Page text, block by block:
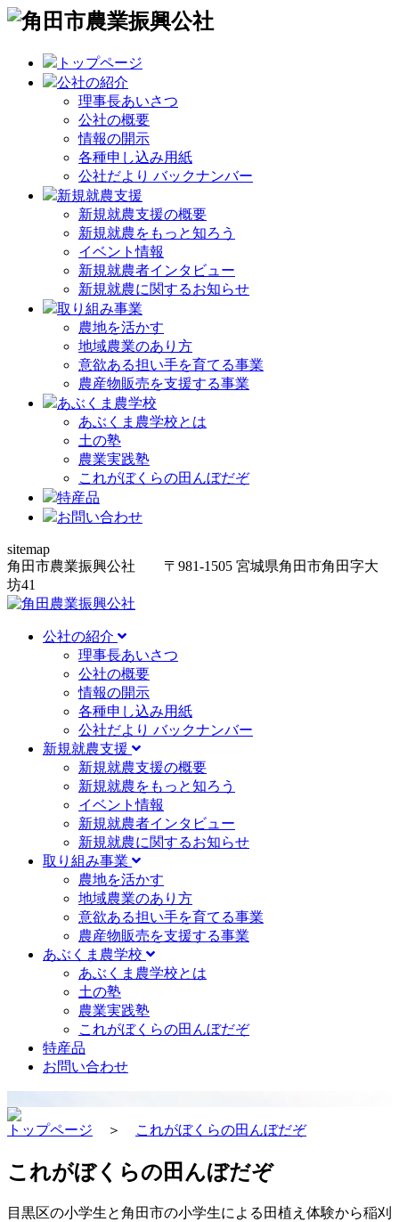
トップページ
公社の紹介
理事長あいさつ
公社の概要
情報の開示
各種申し込み用紙
公社だより バックナンバー
新規就農支援
新規就農支援の概要
新規就農をもっと知ろう
イベント情報
新規就農者インタビュー
新規就農に関するお知らせ
取り組み事業
農地を活かす
地域農業のあり方
意欲ある担い手を育てる事業
農産物販売を支援する事業
あぶくま農学校
あぶくま農学校とは
土の塾
農業実践塾
これがぼくらの田んぼだぞ
特産品
お問い合わせ
sitemap
角田市農業振興公社 〒981-1505 宮城県角田市角田字大
坊41
公社の紹介
理事長あいさつ
公社の概要
情報の開示
各種申し込み用紙
公社だより バックナンバー
新規就農支援
新規就農支援の概要
新規就農をもっと知ろう
イベント情報
新規就農者インタビュー
新規就農に関するお知らせ
取り組み事業
農地を活かす
地域農業のあり方
意欲ある担い手を育てる事業
農産物販売を支援する事業
あぶくま農学校
あぶくま農学校とは
土の塾
農業実践塾
これがぼくらの田んぼだぞ
特産品
お問い合わせ
トップページ ＞ これがぼくらの田んぼだぞ
これがぼくらの田んぼだぞ
目黒区の小学生と角田市の小学生による田植え体験から稲刈